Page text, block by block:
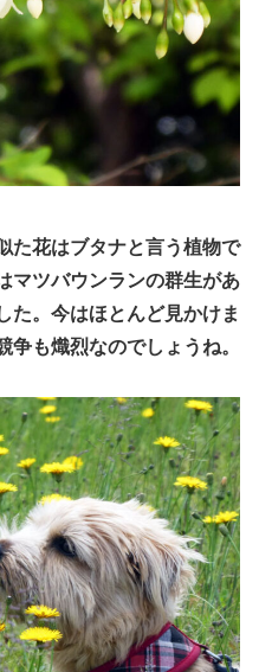
た花はブタナと言う植物で
マツバウンランの群生があ
た。今はほとんど見かけま
も熾烈なのでしょうね。